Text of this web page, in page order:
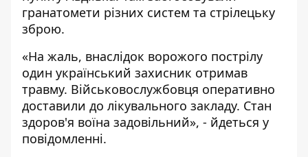
гранатомети різних систем та стрілецьку
зброю.
«На жаль, внаслідок ворожого пострілу
один український захисник отримав
травму. Військовослужбовця оперативно
доставили до лікувального закладу. Стан
здоров'я воїна задовільний», - йдеться у
повідомленні.